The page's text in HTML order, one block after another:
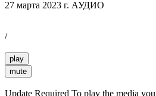
27 марта 2023 г. АУДИО
/
play
mute
Update Required To play the media